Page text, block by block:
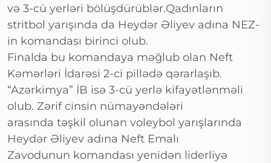
və 3-cü yerləri bölüşdürüblər.Qadınların
stritbol yarışında da Heydər Əliyev adına NEZ-
in komandası birinci olub.
Finalda bu komandaya məğlub olan Neft
Kəmərləri İdarəsi 2-ci pillədə qərarlaşıb.
“Azərkimya” İB isə 3-cü yerlə kifayətlənməli
olub. Zərif cinsin nümayəndələri
arasında təşkil olunan voleybol yarışlarında
Heydər Əliyev adına Neft Emalı
Zavodunun komandası yenidən liderliyə